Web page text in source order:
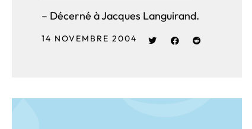
– Décerné à Jacques Languirand.
14 NOVEMBRE 2004